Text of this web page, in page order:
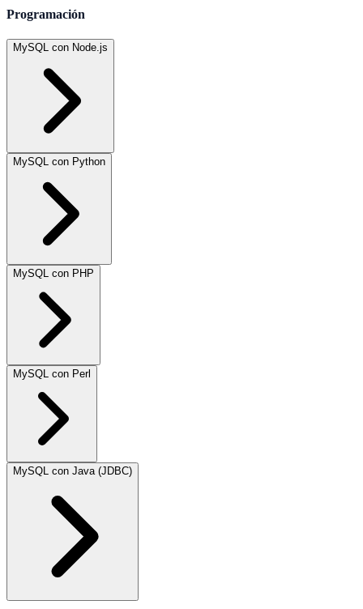
Programación
MySQL con Node.js
MySQL con Python
MySQL con PHP
MySQL con Perl
MySQL con Java (JDBC)